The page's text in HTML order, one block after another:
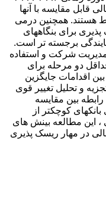
قابل مقایسه با آنها
هستند. همچنین درمی
برای بنگاههای
برجسته تر است.
شرکت و استفاده
دو مرحله برای
اقدامات جایگزین
و تحلیل تغییر قوی
بین مقایسه
کوچکتر از
این مطالعه بینش های
در مهار ریسک پذیری